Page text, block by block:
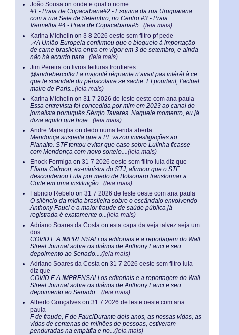
João Sousa on onde e qual o nome
#1 - Praia de Copacabana#2 - Esquina da rua Uruguaiana
com a rua Sete de Setembro, no Centro.#3 - Praia
Vermelha.#4 - Praia de Copacabana#5...(leia mais)
Karina Michelin on 3 8 2026 oeste sem filtro pf pede
📌A União Europeia confirmou que o bloqueio à importação
de carne brasileira entra em vigor em 3 de setembro, e ainda
não há acordo para...(leia mais)
Jim Pereira on livros leituras frontieres
@andrebercoff« La majorité régnante n’avait pas intérêt à ce
que le scandale du périscolaire se sache. Et pourtant, l’actuel
maire de Paris...(leia mais)
Karina Michelin on 31 7 2026 de leste oeste com ana paula
Essa entrevista foi concedida por mim em 2023 ao canal do
jornalista português Sérgio Tavares. Naquele momento, eu já
dizia aquilo que hoje...(leia mais)
Andre Marsiglia on dedo numa ferida aberta
Mendonça suspeita que a PF vazou investigações ao
Planalto. STF tentou evitar que caso sobre Lulinha ficasse
com Mendonça com novo sorteio....(leia mais)
Enock Formiga on 31 7 2026 oeste sem filtro lula diz que
Eliana Calmon, ex-ministra do STJ, afirmou que o STF
descondenou Lula por medo de Bolsonaro transformar a
Corte em uma instituição...(leia mais)
Fabricio Rebelo on 31 7 2026 de leste oeste com ana paula
O silêncio da mídia brasileira sobre o escândalo envolvendo
Anthony Fauci e a maior fraude de saúde pública já
registrada é exatamente o...(leia mais)
Adriano Soares da Costa on esta capa da veja talvez seja um
dos
COVID E A IMPRENSALi os editoriais e a reportagem do Wall
Street Journal sobre os diários de Anthony Fauci e seu
depoimento ao Senado....(leia mais)
Adriano Soares da Costa on 31 7 2026 oeste sem filtro lula
diz que
COVID E A IMPRENSALi os editoriais e a reportagem do Wall
Street Journal sobre os diários de Anthony Fauci e seu
depoimento ao Senado....(leia mais)
Alberto Gonçalves on 31 7 2026 de leste oeste com ana
paula
F de fraude, F de FauciDurante dois anos, as nossas vidas, as
vidas de centenas de milhões de pessoas, estiveram
penduradas na empáfia e no...(leia mais)